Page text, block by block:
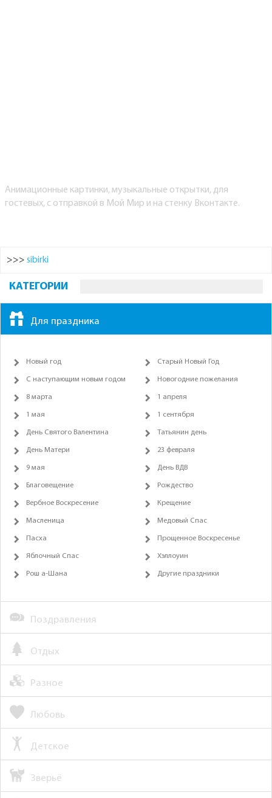
Анимационные картинки, музыкальные открытки, для
гостевых, с отправкой в Мой Мир и на стенку Вконтакте.
>>> sibirki
КАТЕГОРИИ
Для праздника
Новый год Старый Новый Год
С наступающим новым годом Новогодние пожелания
8 марта 1 апреля
1 мая 1 сентября
День Святого Валентина Татьянин день
День Матери 23 февраля
9 мая День ВДВ
Благовещение Рождество
Вербное Воскресение Крещение
Масленица Медовый Спас
Пасха Прощенное Воскресенье
Яблочный Спас Хэллоуин
Рош а-Шана Другие праздники
Поздравления
Отдых
Разное
Любовь
Детское
Зверьё